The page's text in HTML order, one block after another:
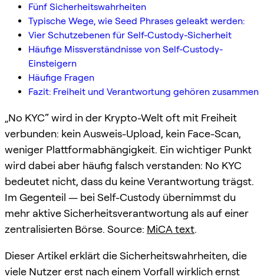
Fünf Sicherheitswahrheiten
Typische Wege, wie Seed Phrases geleakt werden:
Vier Schutzebenen für Self-Custody-Sicherheit
Häufige Missverständnisse von Self-Custody-
Einsteigern
Häufige Fragen
Fazit: Freiheit und Verantwortung gehören zusammen
„No KYC“ wird in der Krypto-Welt oft mit Freiheit
verbunden: kein Ausweis-Upload, kein Face-Scan,
weniger Plattformabhängigkeit. Ein wichtiger Punkt
wird dabei aber häufig falsch verstanden: No KYC
bedeutet nicht, dass du keine Verantwortung trägst.
Im Gegenteil — bei Self-Custody übernimmst du
mehr aktive Sicherheitsverantwortung als auf einer
zentralisierten Börse. Source: MiCA text.
Dieser Artikel erklärt die Sicherheitswahrheiten, die
viele Nutzer erst nach einem Vorfall wirklich ernst